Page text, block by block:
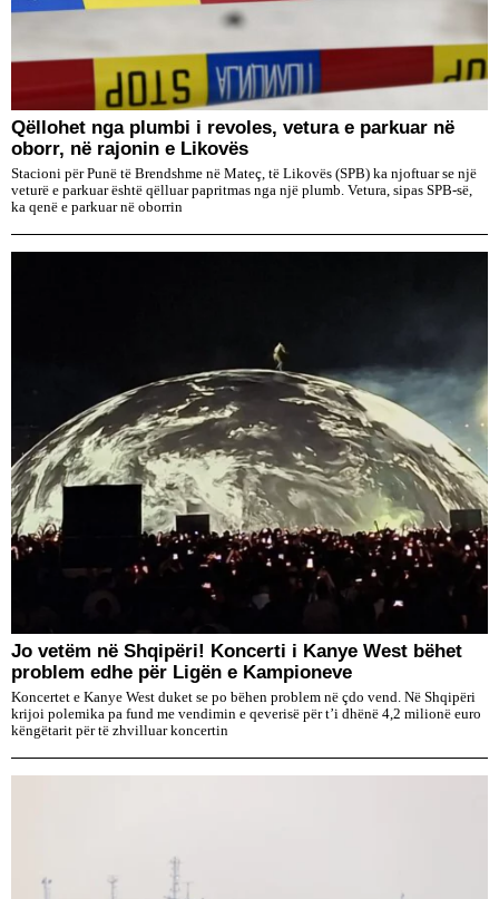
Qëllohet nga plumbi i revoles, vetura e parkuar në
oborr, në rajonin e Likovës
Stacioni për Punë të Brendshme në Mateç, të Likovës (SPB) ka njoftuar se një
veturë e parkuar është qëlluar papritmas nga një plumb. Vetura, sipas SPB-së,
ka qenë e parkuar në oborrin
Jo vetëm në Shqipëri! Koncerti i Kanye West bëhet
problem edhe për Ligën e Kampioneve
Koncertet e Kanye West duket se po bëhen problem në çdo vend. Në Shqipëri
krijoi polemika pa fund me vendimin e qeverisë për t’i dhënë 4,2 milionë euro
këngëtarit për të zhvilluar koncertin